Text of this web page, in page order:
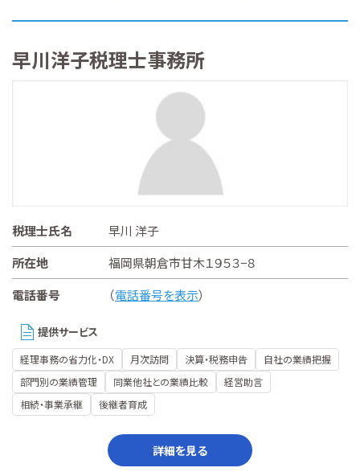
早川洋子税理士事務所
税理士氏名
早川 洋子
所在地
福岡県朝倉市甘木１９５３−８
電話番号
（電話番号を表示）
提供サービス
経理事務の省力化・DX 月次訪問 決算・税務申告
自社の業績把握
部門別の業績管理
同業他社との業績比較
経営助言
相続・事業承継
後継者育成
詳細を見る